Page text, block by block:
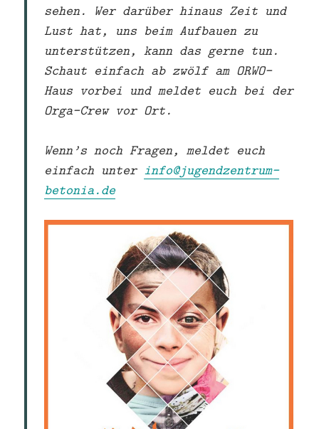
sehen. Wer darüber hinaus Zeit und
Lust hat, uns beim Aufbauen zu
unterstützen, kann das gerne tun.
Schaut einfach ab zwölf am ORWO-
Haus vorbei und meldet euch bei der
Orga-Crew vor Ort.
Wenn’s noch Fragen, meldet euch
einfach unter info@jugendzentrum-
betonia.de